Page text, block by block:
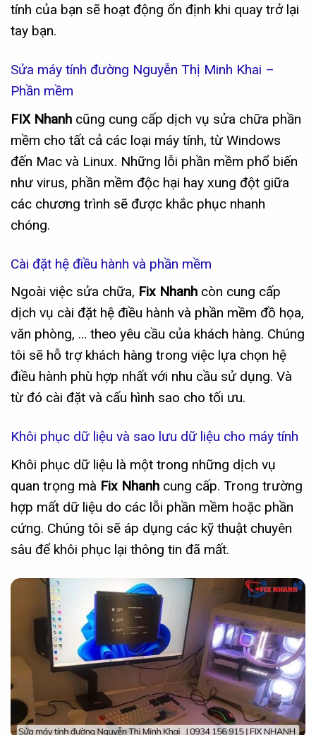
tính của bạn sẽ hoạt động ổn định khi quay trở lại
tay bạn.
Sửa máy tính đường Nguyễn Thị Minh Khai –
Phần mềm
FIX Nhanh cũng cung cấp dịch vụ sửa chữa phần
mềm cho tất cả các loại máy tính, từ Windows
đến Mac và Linux. Những lỗi phần mềm phổ biến
như virus, phần mềm độc hại hay xung đột giữa
các chương trình sẽ được khắc phục nhanh
chóng.
Cài đặt hệ điều hành và phần mềm
Ngoài việc sửa chữa, Fix Nhanh còn cung cấp
dịch vụ cài đặt hệ điều hành và phần mềm đồ họa,
văn phòng, … theo yêu cầu của khách hàng. Chúng
tôi sẽ hỗ trợ khách hàng trong việc lựa chọn hệ
điều hành phù hợp nhất với nhu cầu sử dụng. Và
từ đó cài đặt và cấu hình sao cho tối ưu.
Khôi phục dữ liệu và sao lưu dữ liệu cho máy tính
Khôi phục dữ liệu là một trong những dịch vụ
quan trọng mà Fix Nhanh cung cấp. Trong trường
hợp mất dữ liệu do các lỗi phần mềm hoặc phần
cứng. Chúng tôi sẽ áp dụng các kỹ thuật chuyên
sâu để khôi phục lại thông tin đã mất.